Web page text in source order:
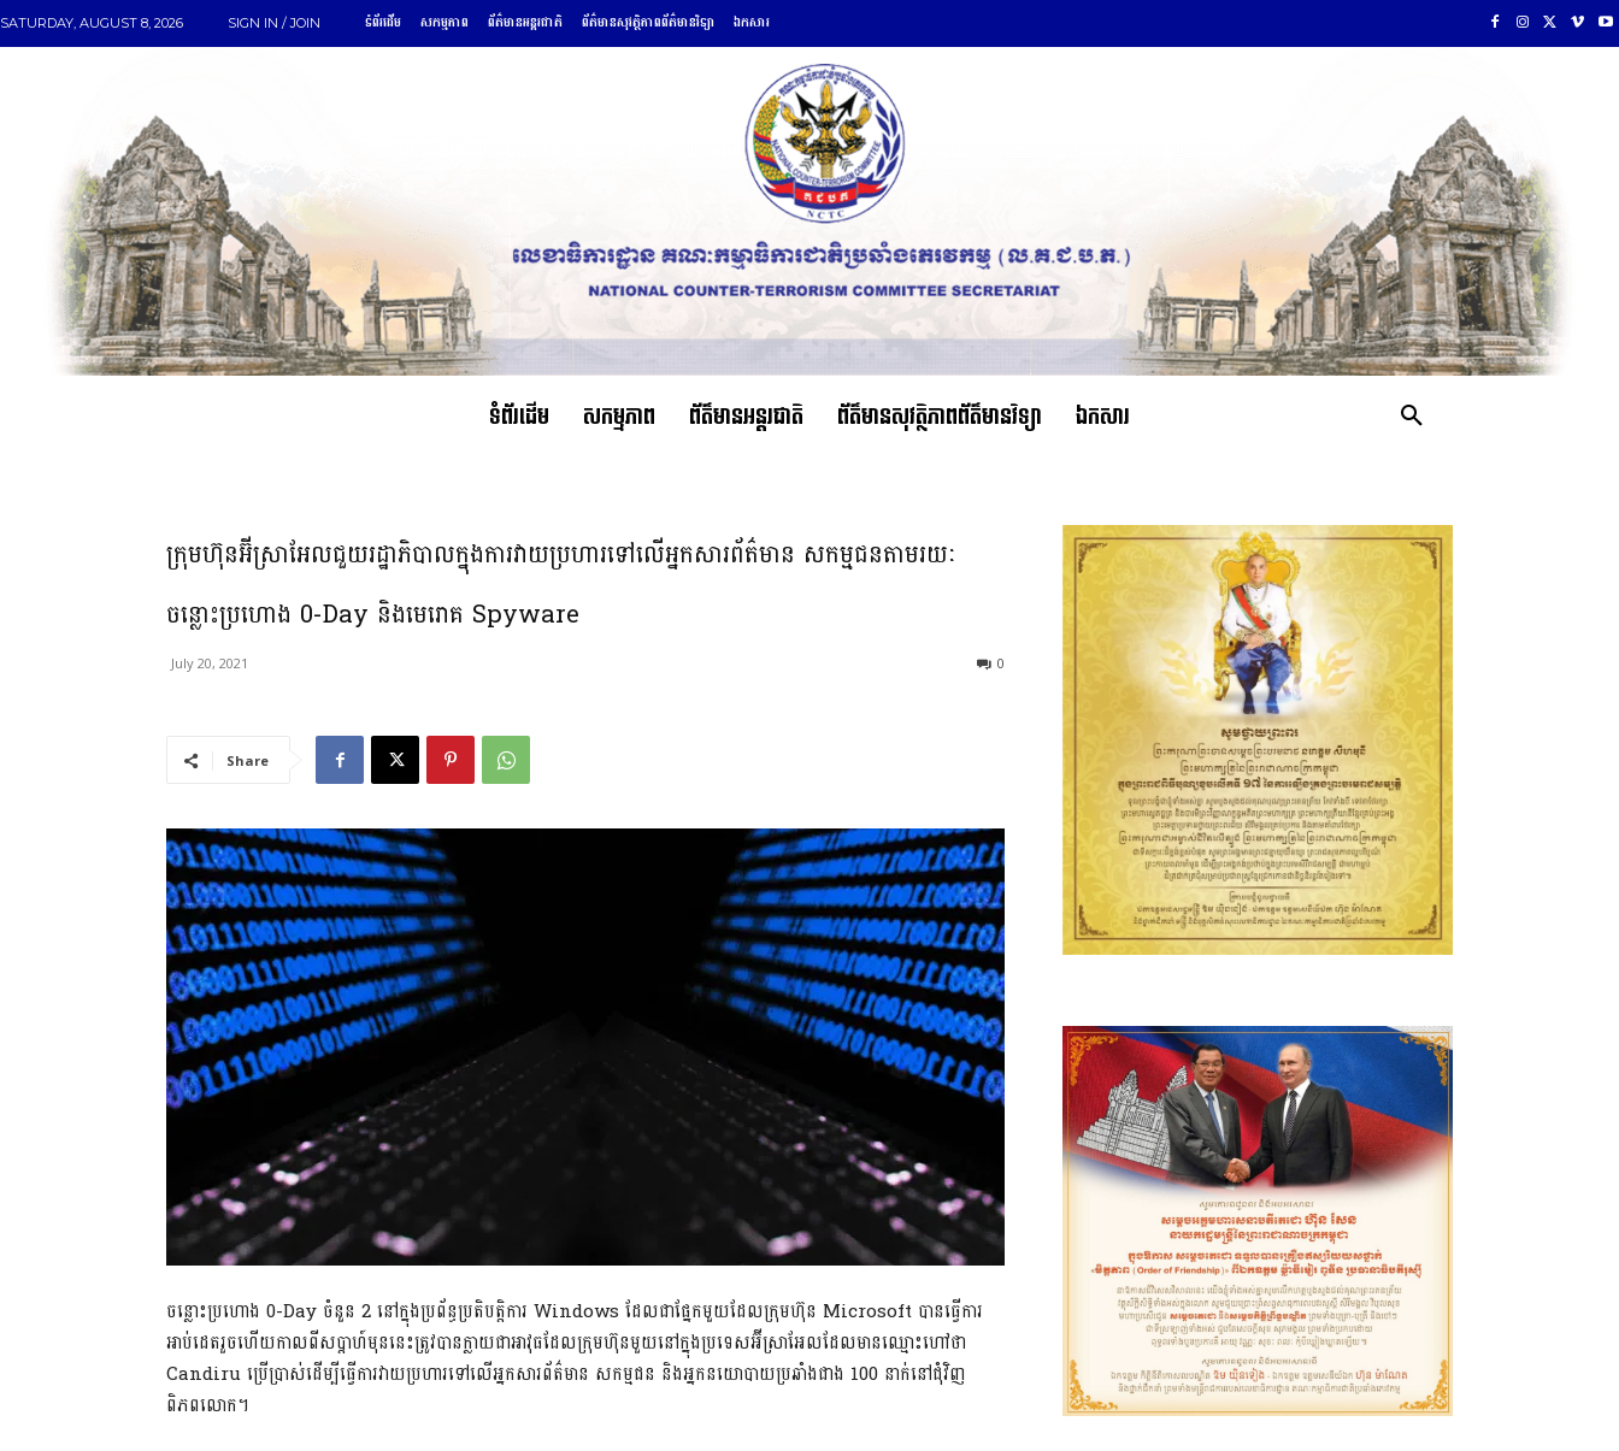
SATURDAY, AUGUST 8, 2026 SIGN IN / JOIN ទំព័រដើម សកម្មភាព ព័ត៌មានអន្តរជាតិ ព័ត៌មានសុវត្ថិភាពព័ត៌មានវិទ្យា ឯកសារ
ទំព័រដើម សកម្មភាព ព័ត៌មានអន្តរជាតិ ព័ត៌មានសុវត្ថិភាពព័ត៌មានវិទ្យា ឯកសារ
ក្រុមហ៊ុនអ៊ីស្រាអែលជួយរដ្ឋាភិបាលក្នុងការវាយប្រហារទៅលើអ្នកសារព័ត៌មាន សកម្មជនតាមរយៈ
ចន្លោះប្រហោង 0-Day និងមេរោគ Spyware
July 20, 2021 0
Share
ចន្លោះប្រហោង 0-Day ចំនួន 2 នៅក្នុងប្រព័ន្ធប្រតិបត្តិការ Windows ដែលជាផ្នែកមួយដែលក្រុមហ៊ុន Microsoft បានធ្វើការ
អាប់ដេតរួចហើយកាលពីសប្តាហ៍មុននេះត្រូវបានក្លាយជាអាវុធដែលក្រុមហ៊ុនមួយនៅក្នុងប្រទេសអ៊ីស្រាអែលដែលមានឈ្មោះហៅថា
Candiru ប្រើប្រាស់ដើម្បីធ្វើការវាយប្រហារទៅលើអ្នកសារព័ត៌មាន សកម្មជន និងអ្នកនយោបាយប្រឆាំងជាង 100 នាក់នៅជុំវិញ
ពិភពលោក។